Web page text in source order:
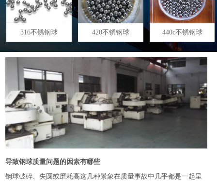
316不锈钢球 420不锈钢球 440c不锈钢球
导致钢球质量问题的因素有哪些
钢球破碎、失圆或磨耗高这几种景象在质量事故中几乎都是一起呈